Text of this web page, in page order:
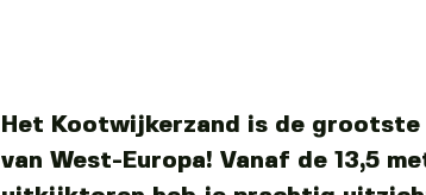
Het Kootwijkerzand is de
van West-Europa! Vanaf de 13,5